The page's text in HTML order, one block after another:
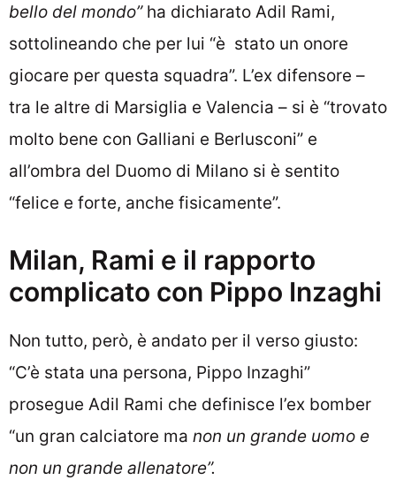
bello del mondo” ha dichiarato Adil Rami,
sottolineando che per lui “è stato un onore
giocare per questa squadra”. L’ex difensore –
tra le altre di Marsiglia e Valencia – si è “trovato
molto bene con Galliani e Berlusconi” e
all’ombra del Duomo di Milano si è sentito
“felice e forte, anche fisicamente”.
Milan, Rami e il rapporto
complicato con Pippo Inzaghi
Non tutto, però, è andato per il verso giusto:
“C’è stata una persona, Pippo Inzaghi”
prosegue Adil Rami che definisce l’ex bomber
“un gran calciatore ma non un grande uomo e
non un grande allenatore”.